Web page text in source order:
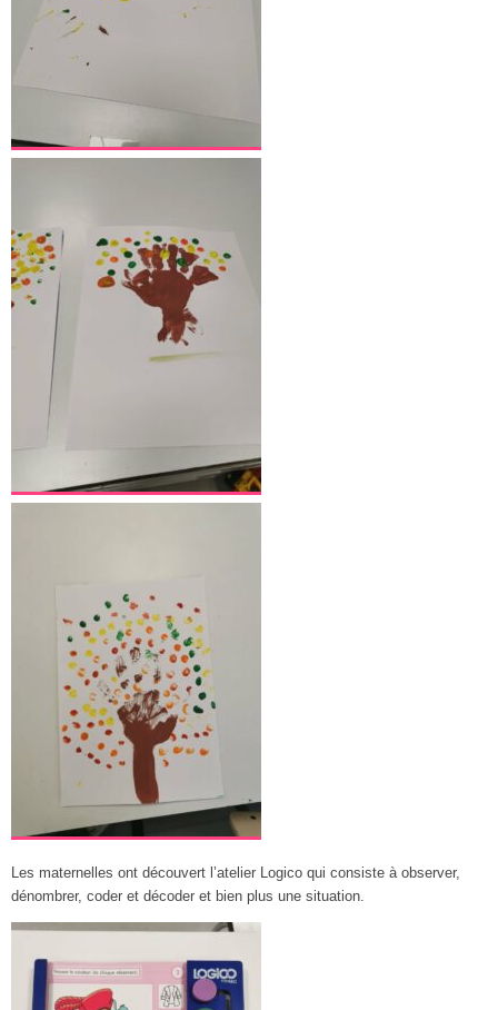
Les maternelles ont découvert l’atelier Logico qui consiste à observer,
dénombrer, coder et décoder et bien plus une situation.